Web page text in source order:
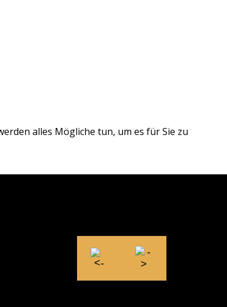
alles Mögliche tun, um es für Sie zu